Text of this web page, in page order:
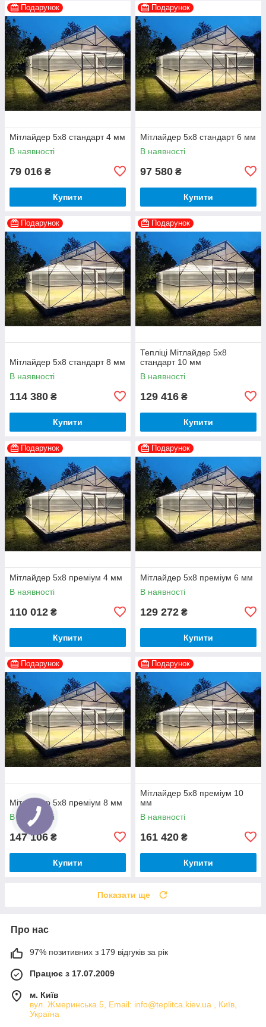
Подарунок
Мітлайдер 5х8 стандарт 4 мм
В наявності
79 016 ₴
Купити
Подарунок
Мітлайдер 5х8 стандарт 6 мм
В наявності
97 580 ₴
Купити
Подарунок
Мітлайдер 5х8 стандарт 8 мм
В наявності
114 380 ₴
Купити
Подарунок
Тепліці Мітлайдер 5х8
стандарт 10 мм
В наявності
129 416 ₴
Купити
Подарунок
Мітлайдер 5х8 преміум 4 мм
В наявності
110 012 ₴
Купити
Подарунок
Мітлайдер 5х8 преміум 6 мм
В наявності
129 272 ₴
Купити
Подарунок
Мітлайдер 5х8 преміум 8 мм
В наявності
147 106 ₴
Купити
Подарунок
Мітлайдер 5х8 преміум 10
мм
В наявності
161 420 ₴
Купити
Показати ще
Про нас
97% позитивних з 179 відгуків за рік
Працює з 17.07.2009
м. Київ
вул. Жмеринська 5, Email: info@teplitca.kiev.ua , Київ,
Україна